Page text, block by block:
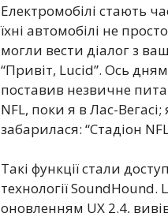
Електромобілі стають
їхні автомобілі не
могли вести діалог з
“Привіт, Lucid”. Ось
поставив незвичне
NFL, поки я в Лас-
забарилася: “Стадіон
Такі функції стали
технології SoundHound.
оновленням UX 2.4,